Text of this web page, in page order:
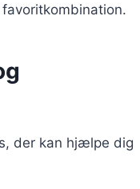
der kan hjælpe dig